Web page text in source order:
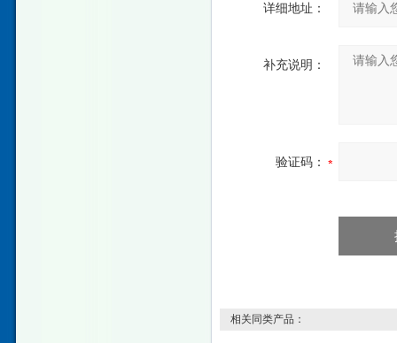
详细地址：
补充说明：
验证码：
相关同类产品：